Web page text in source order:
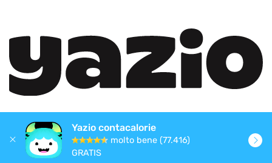
Yazio contacalorie
molto bene (77.416)
GRATIS